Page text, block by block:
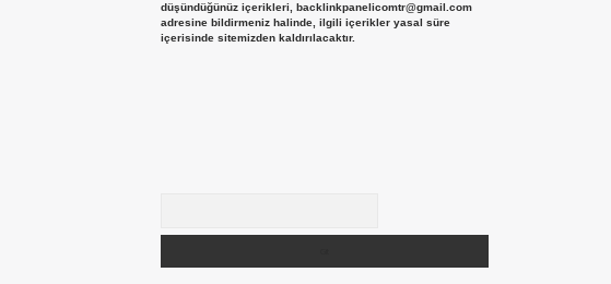
düşündüğünüz içerikleri, backlinkpanelicomtr@gmail.com
adresine bildirmeniz halinde, ilgili içerikler yasal süre
içerisinde sitemizden kaldırılacaktır.